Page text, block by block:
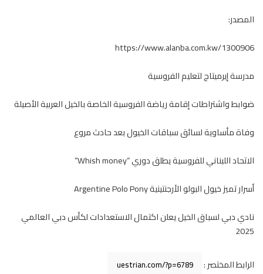
المصدر:
https://www.alanba.com.kw/1300906
مدرسة إيرميتاج لتعليم الفروسية
ضوابط واشتراطات إقامة رياضة الفروسية الخاصة بالخيل العربية الأصيلة
وفاة مأساوية لسائق سباقات الخيول بعد حادث مروع
الاتحاد اللبناني للفروسية يطلق دوري “Whish money”
أسرار تميز خيول البولو الأرجنتينية Argentine Polo Pony
نادي دبي لسباق الخيل يعلن اكتمال الاستعدادات لكأس دبي العالمي
2025
الرابط المختصر :